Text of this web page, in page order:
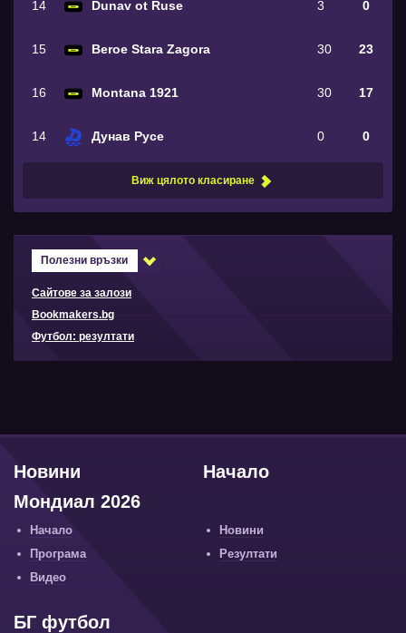
14 Dunav ot Ruse 3 0
15 Beroe Stara Zagora 30 23
16 Montana 1921 30 17
14 Дунав Русе 0 0
Виж цялото класиране
Полезни връзки
Сайтове за залози
Bookmakers.bg
Футбол: резултати
Начало
Новини
Мондиал 2026
Начало
Новини
Програма
Резултати
Видео
БГ футбол